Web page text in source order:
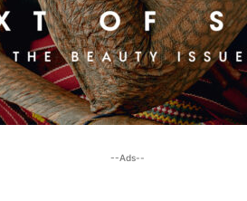
--Ads--